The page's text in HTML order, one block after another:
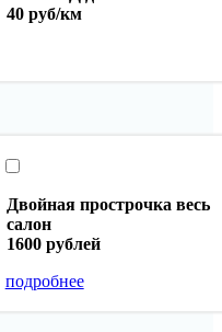
40 руб/км
Двойная прострочка весь
салон
1600 рублей
подробнее